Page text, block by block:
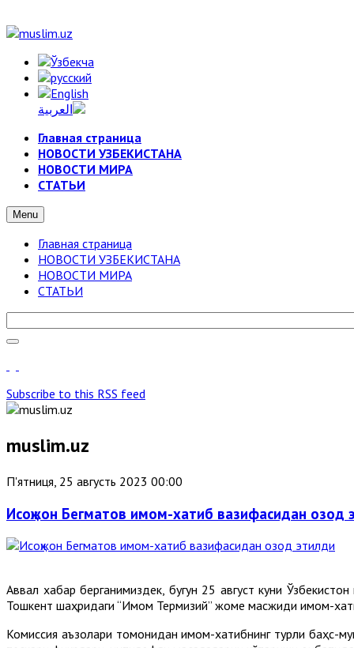
Главная страница
НОВОСТИ УЗБЕКИСТАНА
НОВОСТИ МИРА
СТАТЬИ
Menu
Главная страница
НОВОСТИ УЗБЕКИСТАНА
НОВОСТИ МИРА
СТАТЬИ
Subscribe to this RSS feed
muslim.uz
П'ятниця, 25 августь 2023 00:00
Исоқжон Бегматов имом-хатиб вазифасидан озод
Аввал хабар берганимиздек, бугун 25 август куни
Тошкент шаҳридаги “Имом Термизий” жоме масжиди имом-
Комиссия аъзолари томонидан имом-хатибнинг турли баҳс-